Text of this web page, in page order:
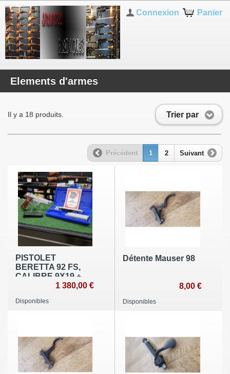
Panier
Connexion
Elements d'armes
Trier par
Il y a 18 produits.
Précédent 1 2 Suivant
PISTOLET
BERETTA 92 FS,
CALIBRE 9X19 +
CONVERSION
CALIBRE 22 LR
1 380,00 €
Disponibles
Détente Mauser 98
8,00 €
Disponibles